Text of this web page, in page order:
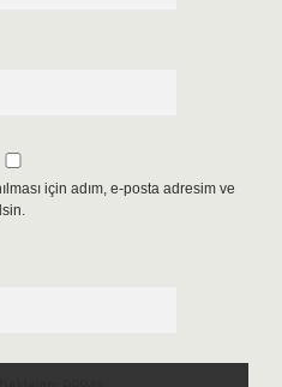
için adım, e-posta adresim ve